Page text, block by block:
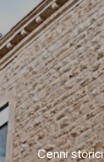
Cenni storici